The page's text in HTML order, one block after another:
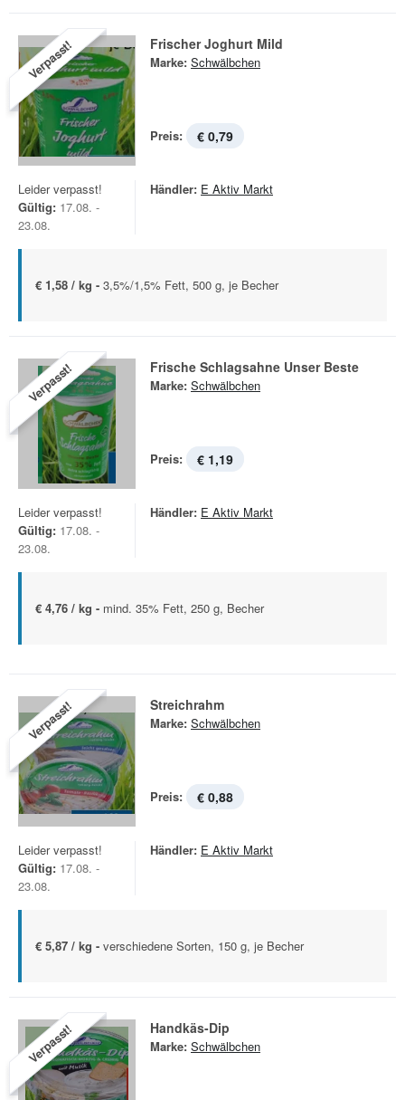
Verpasst! Frischer Joghurt Mild
Marke: Schwälbchen
Preis: € 0,79
Leider verpasst!
Gültig: 17.08. -
23.08.
Händler: E Aktiv Markt
€ 1,58 / kg - 3,5%/1,5% Fett, 500 g, je Becher
Verpasst! Frische Schlagsahne Unser Beste
Marke: Schwälbchen
Preis: € 1,19
Leider verpasst!
Gültig: 17.08. -
23.08.
Händler: E Aktiv Markt
€ 4,76 / kg - mind. 35% Fett, 250 g, Becher
Verpasst! Streichrahm
Marke: Schwälbchen
Preis: € 0,88
Leider verpasst!
Gültig: 17.08. -
23.08.
Händler: E Aktiv Markt
€ 5,87 / kg - verschiedene Sorten, 150 g, je Becher
Verpasst! Handkäs-Dip
Marke: Schwälbchen